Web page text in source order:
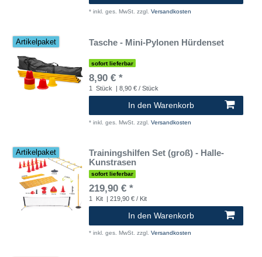
* inkl. ges. MwSt. zzgl. Versandkosten
Artikelpaket Tasche - Mini-Pylonen Hürdenset
sofort lieferbar
8,90 € *
1 Stück | 8,90 € / Stück
In den Warenkorb
* inkl. ges. MwSt. zzgl. Versandkosten
Artikelpaket
Trainingshilfen Set (groß) - Halle-
Kunstrasen
sofort lieferbar
219,90 € *
1 Kit | 219,90 € / Kit
In den Warenkorb
* inkl. ges. MwSt. zzgl. Versandkosten